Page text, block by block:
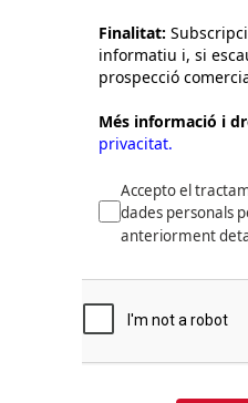
Finalitat:
informatiu i, si
prospecció
Més informació i
privacitat.
Accepto el
dades personals
anteriorment